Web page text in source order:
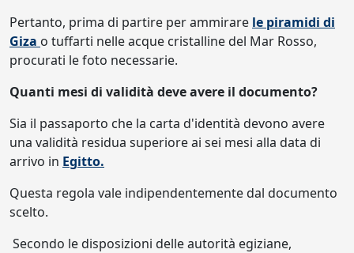
Pertanto, prima di partire per ammirare le piramidi di
Giza o tuffarti nelle acque cristalline del Mar Rosso,
procurati le foto necessarie.
Quanti mesi di validità deve avere il documento?
Sia il passaporto che la carta d'identità devono avere
una validità residua superiore ai sei mesi alla data di
arrivo in Egitto.
Questa regola vale indipendentemente dal documento
scelto.
Secondo le disposizioni delle autorità egiziane,